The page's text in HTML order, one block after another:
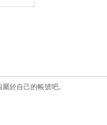
於自己的帳號吧。